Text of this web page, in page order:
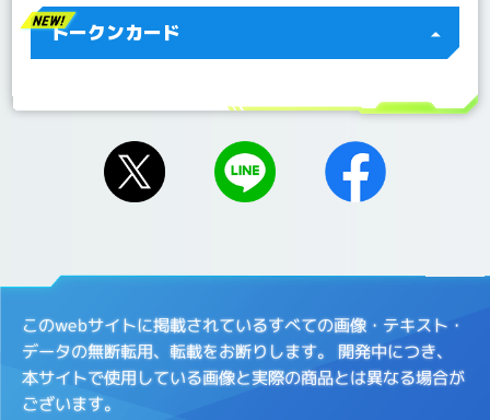
トークンカード
このwebサイトに掲載されているすべての画像・テキスト・
データの無断転用、転載をお断りします。 開発中につき、
本サイトで使用している画像と実際の商品とは異なる場合が
ございます。